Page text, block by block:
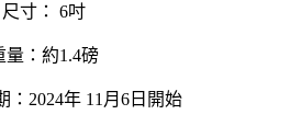
尺寸： 6吋
量：約1.4磅
：2024年 11月6日開始